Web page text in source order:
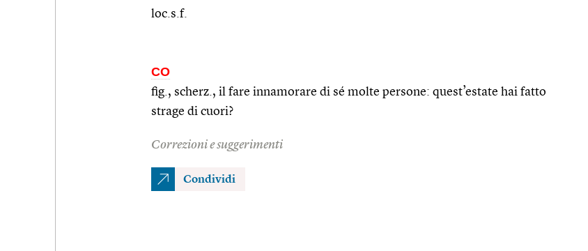
loc.s.f.
CO
fig., scherz., il fare innamorare di sé molte persone: quest’estate hai fatto
strage di cuori?
Correzioni e suggerimenti
Condividi